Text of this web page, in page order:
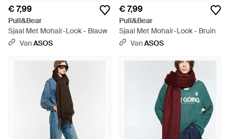
€ 7,99
Pull&Bear
Sjaal Met Mohair-Look - Blauw
VanASOS
€ 7,99
Pull&Bear
Sjaal Met Mohair-Look - Bruin
VanASOS